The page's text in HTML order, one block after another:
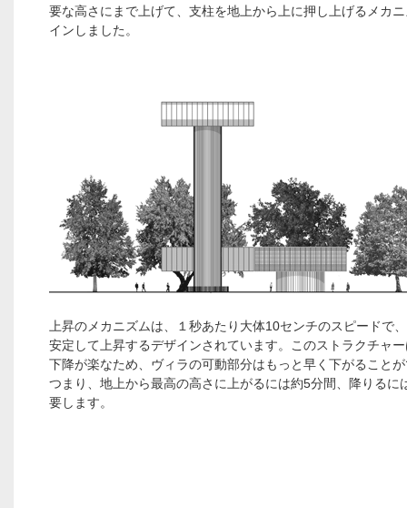
要な高さにまで上げて、支柱を地上から上に押し上げるメカ
インしました。
上昇のメカニズムは、１秒あたり大体10センチのスピードで
安定して上昇するデザインされています。このストラクチャ
下降が楽なため、ヴィラの可動部分はもっと早く下がること
つまり、地上から最高の高さに上がるには約5分間、降りるに
要します。